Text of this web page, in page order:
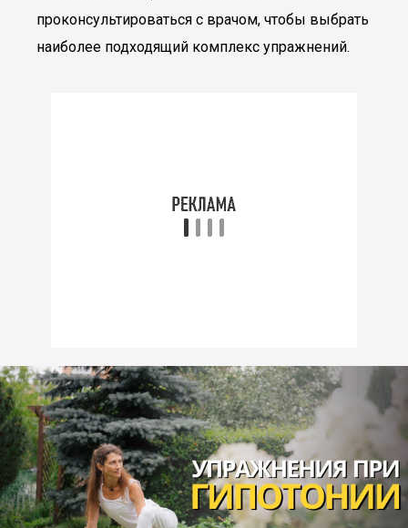
проконсультироваться с врачом, чтобы выбрать
наиболее подходящий комплекс упражнений.